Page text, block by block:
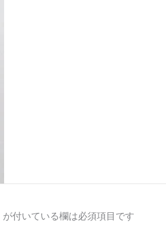
が付いている欄は必須項目です